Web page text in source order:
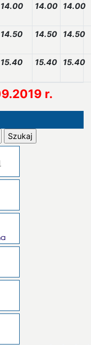
14.00 14.00 14.00
14.50 14.50 14.50
15.40 15.40 15.40
r.